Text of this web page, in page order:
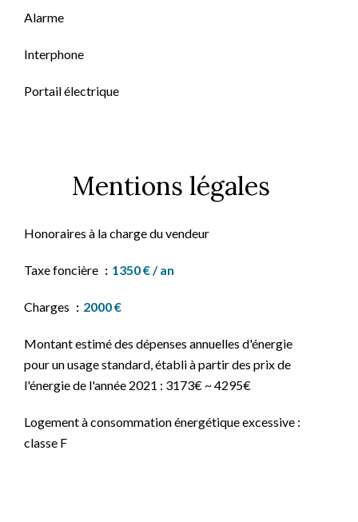
Alarme
Interphone
Portail électrique
Mentions légales
Honoraires à la charge du vendeur
Taxe foncière 1350 € / an
Charges 2000 €
Montant estimé des dépenses annuelles d'énergie
pour un usage standard, établi à partir des prix de
l'énergie de l'année 2021 : 3173€ ~ 4295€
Logement à consommation énergétique excessive :
classe F